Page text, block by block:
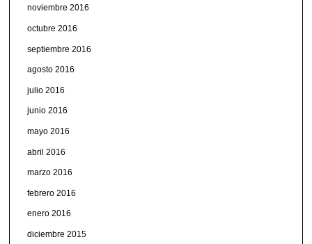
noviembre 2016
octubre 2016
septiembre 2016
agosto 2016
julio 2016
junio 2016
mayo 2016
abril 2016
marzo 2016
febrero 2016
enero 2016
diciembre 2015